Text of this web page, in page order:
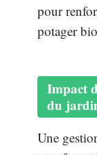
pour
potager
Impact
du
Une